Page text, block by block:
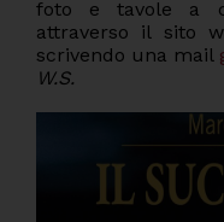
foto e tavole a
attraverso il sito
scrivendo una mail
W.S.